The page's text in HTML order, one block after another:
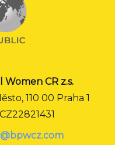
Women CR z.s.
110 00 Praha 1